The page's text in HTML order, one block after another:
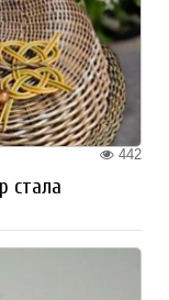
442
стала